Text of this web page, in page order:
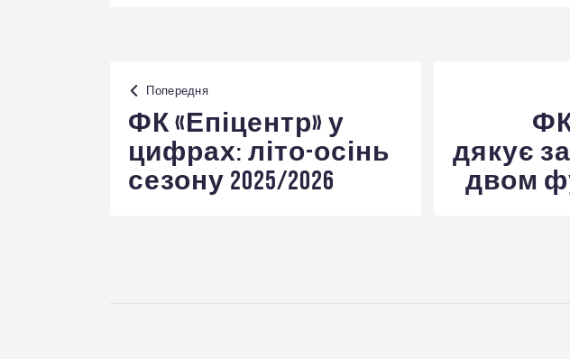
Навігація
записів
Попередня
ФК «Епіцентр» у
цифрах: літо-осінь
сезону 2025/2026
ФК
дякує
двом